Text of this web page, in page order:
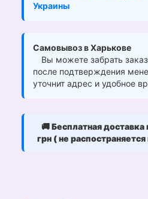
Украины
Самовывоз в Харькове
Вы можете забрать
после подтверждения
уточнит адрес и удобное
🚚Бесплатная доставка
грн ( не